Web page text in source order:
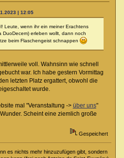
| 12:05
Leute, wenn ihr ein meiner Erachtens
DuoDecem) erleben wollt, dann noch
beim Flaschengeist schnappen
voll. Wahnsinn wie schnell
war. Ich habe gestern Vormittag
letzten Platz ergattert, obwohl die
wurde.
mal "Veranstaltung -> über uns"
Scheint eine ziemlich große
Gespeichert
es nichts mehr hinzuzufügen gibt, sondern